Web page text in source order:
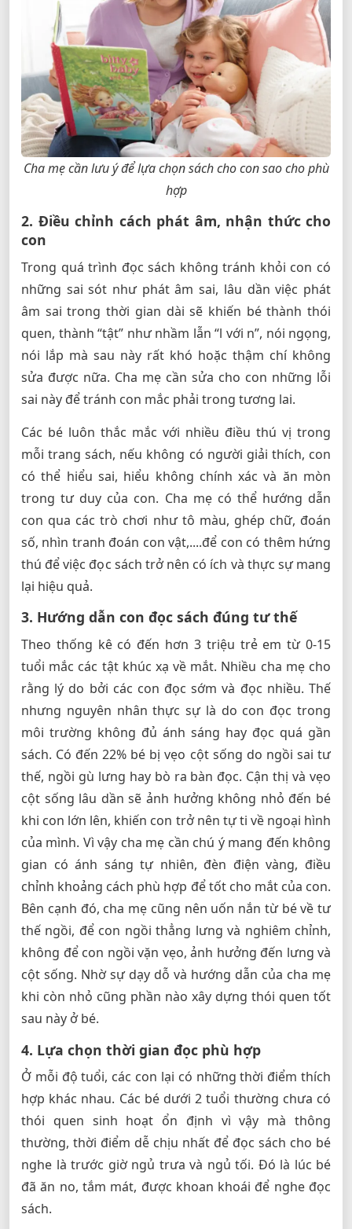
Cha mẹ cần lưu ý để lựa chọn sách cho con sao cho phù
hợp
2. Điều chỉnh cách phát âm, nhận thức cho
con
Trong quá trình đọc sách không tránh khỏi con có
những sai sót như phát âm sai, lâu dần việc phát
âm sai trong thời gian dài sẽ khiến bé thành thói
quen, thành “tật” như nhầm lẫn “l với n”, nói ngọng,
nói lắp mà sau này rất khó hoặc thậm chí không
sửa được nữa. Cha mẹ cần sửa cho con những lỗi
sai này để tránh con mắc phải trong tương lai.
Các bé luôn thắc mắc với nhiều điều thú vị trong
mỗi trang sách, nếu không có người giải thích, con
có thể hiểu sai, hiểu không chính xác và ăn mòn
trong tư duy của con. Cha mẹ có thể hướng dẫn
con qua các trò chơi như tô màu, ghép chữ, đoán
số, nhìn tranh đoán con vật,....để con có thêm hứng
thú để việc đọc sách trở nên có ích và thực sự mang
lại hiệu quả.
3. Hướng dẫn con đọc sách đúng tư thế
Theo thống kê có đến hơn 3 triệu trẻ em từ 0-15
tuổi mắc các tật khúc xạ về mắt. Nhiều cha mẹ cho
rằng lý do bởi các con đọc sớm và đọc nhiều. Thế
nhưng nguyên nhân thực sự là do con đọc trong
môi trường không đủ ánh sáng hay đọc quá gần
sách. Có đến 22% bé bị vẹo cột sống do ngồi sai tư
thế, ngồi gù lưng hay bò ra bàn đọc. Cận thị và vẹo
cột sống lâu dần sẽ ảnh hưởng không nhỏ đến bé
khi con lớn lên, khiến con trở nên tự ti về ngoại hình
của mình. Vì vậy cha mẹ cần chú ý mang đến không
gian có ánh sáng tự nhiên, đèn điện vàng, điều
chỉnh khoảng cách phù hợp để tốt cho mắt của con.
Bên cạnh đó, cha mẹ cũng nên uốn nắn từ bé về tư
thế ngồi, để con ngồi thẳng lưng và nghiêm chỉnh,
không để con ngồi vặn vẹo, ảnh hưởng đến lưng và
cột sống. Nhờ sự dạy dỗ và hướng dẫn của cha mẹ
khi còn nhỏ cũng phần nào xây dựng thói quen tốt
sau này ở bé.
4. Lựa chọn thời gian đọc phù hợp
Ở mỗi độ tuổi, các con lại có những thời điểm thích
hợp khác nhau. Các bé dưới 2 tuổi thường chưa có
thói quen sinh hoạt ổn định vì vậy mà thông
thường, thời điểm dễ chịu nhất để đọc sách cho bé
nghe là trước giờ ngủ trưa và ngủ tối. Đó là lúc bé
đã ăn no, tắm mát, được khoan khoái để nghe đọc
sách.